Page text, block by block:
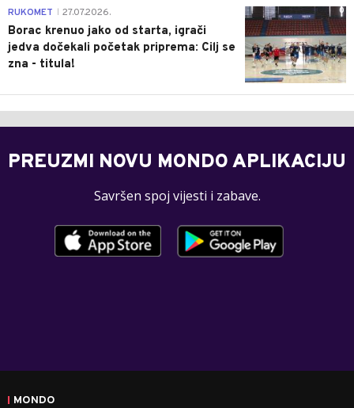
0
RUKOMET 27.07.2026.
Borac krenuo jako od starta, igrači
jedva dočekali početak priprema: Cilj se
zna - titula!
PREUZMI NOVU MONDO APLIKACIJU
Savršen spoj vijesti i zabave.
MONDO